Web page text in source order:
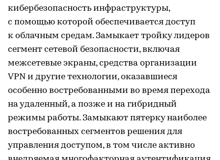
кибербезопасность инфраструктуры,
с помощью которой обеспечивается доступ
к облачным средам. Замыкает тройку лидеров
сегмент сетевой безопасности, включая
межсетевые экраны, средства организации
VPN и другие технологии, оказавшиеся
особенно востребованными во время перехода
на удаленный, а позже и на гибридный
режимы работы. Замыкают пятерку наиболее
востребованных сегментов решения для
управления доступом, в том числе активно